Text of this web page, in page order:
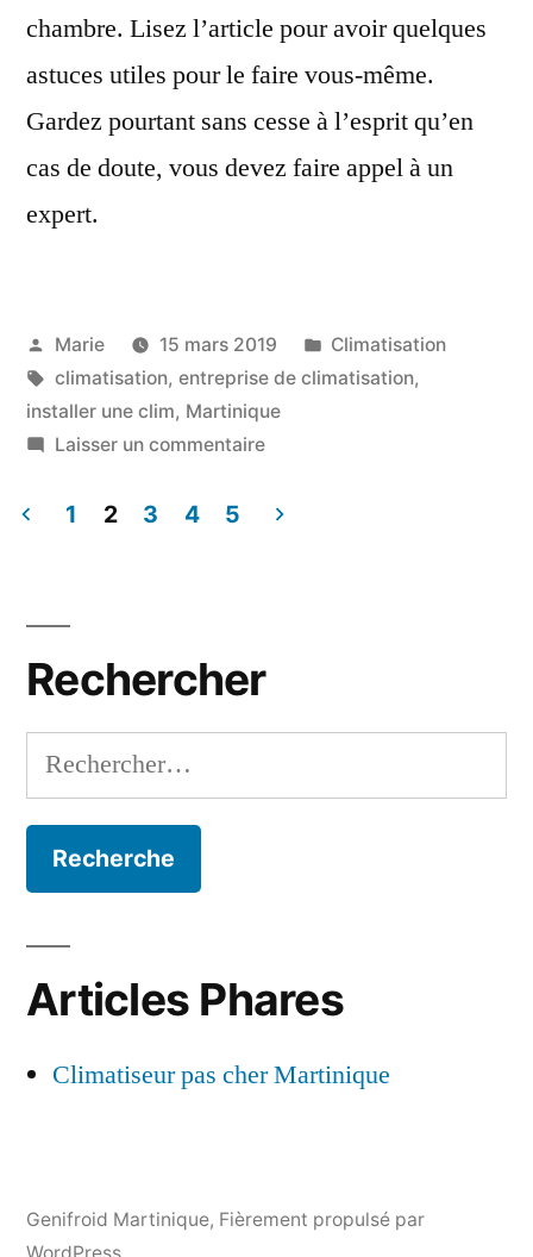
chambre. Lisez l’article pour avoir quelques
astuces utiles pour le faire vous-même.
Gardez pourtant sans cesse à l’esprit qu’en
cas de doute, vous devez faire appel à un
expert.
Publié
par
Marie 15 mars 2019
Publié
dans
Climatisation
Étiquettes :
climatisation, entreprise de climatisation,
installer une clim, Martinique
Laisser un commentairesur
la
:
des
publications
1 2 3 4 5
Rechercher
Rechercher :
Articles Phares
Climatiseur pas cher Martinique
Genifroid Martinique, Fièrement propulsé par